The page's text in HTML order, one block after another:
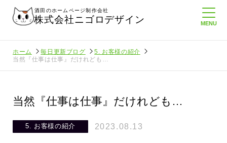
酒田のホームページ制作会社
株式会社ニゴロデザイン
ホーム 毎日更新ブログ
5. お客様の紹介
当然『仕事は仕事』だけれども…
当然『仕事は仕事』だけれども…
5. お客様の紹介 2023.08.13